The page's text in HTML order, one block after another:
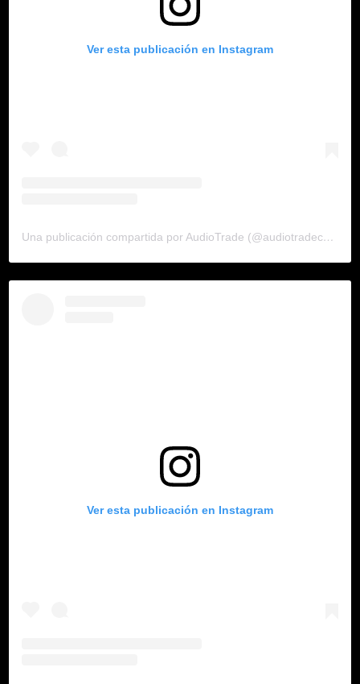
Ver esta publicación en Instagram
Una publicación compartida por AudioTrade (@audiotradecolombia)
Ver esta publicación en Instagram